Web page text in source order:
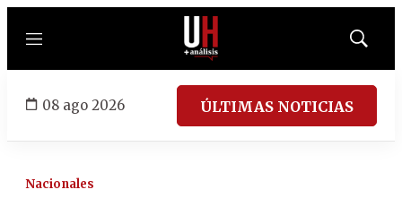
Menú
Mostrar
08 ago 2026 ÚLTIMAS NOTICIAS
Nacionales